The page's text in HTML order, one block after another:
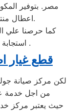
مصر. بتوفير
اعطال منتجات جولدي طوال ايام الاسبوع.
استجابة لعملائنا بجميع انحاء الجمهورية .
قطع غيار
لكن مركز صيانة
من اجل خدمة
حيث يعتبر مركز